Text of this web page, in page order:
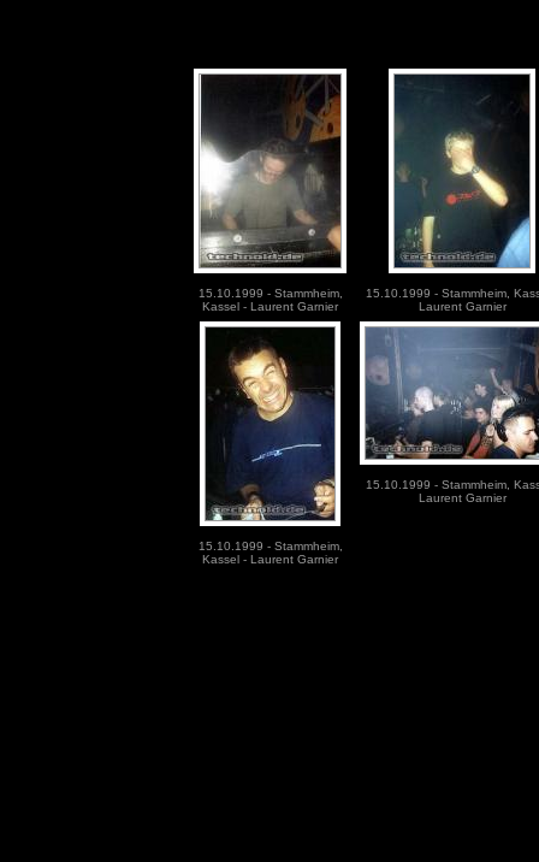
15.10.1999 - Stammheim,
Kassel - Laurent Garnier
15.10.1999 - Stammheim,
Laurent Garnier
15.10.1999 - Stammheim,
Kassel - Laurent Garnier
15.10.1999 - Stammheim,
Laurent Garnier